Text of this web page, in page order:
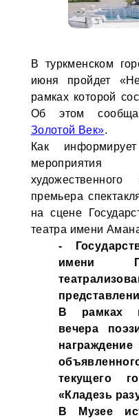
В туркменском
июня пройдет
рамках которой
Об этом
Золотой Век».
Как
премьера
на сцене
театра имени
-
имени
В рамках
вечера
награждение
текущего
«Кладезь
В Музее